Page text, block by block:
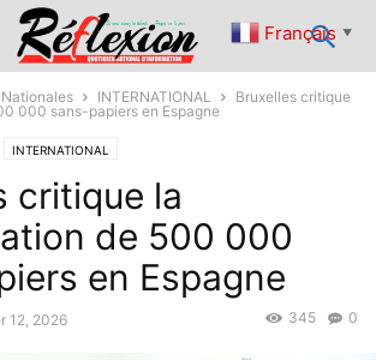
INTERNATIONAL
Bruxelles critique
000 sans-papiers en Espagne
INTERNATIONAL
critique la
de 500 000
en Espagne
12, 2026 0
345
Français ▼